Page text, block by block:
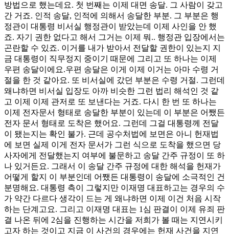
방법으로 했는데요. 첫 번째는 이제 대면 송달. 그 사람이 갖고
간 거죠. 인적 송달, 인적에 의해서 송달한 부분. 그 부분은 행
정관이 대통령 비서실 행정관이 받았는데 이제 사인을 안 했
죠. 자기 권한 없다고 해서 그거는 이제 뭐.. 행정관 입장에서는
곤란할 수 있죠. 이거를 내가 받아서 전달할 권한이 있는지 지
금 대통령이 직무정지 중이기 때문에 그리고 또 하나는 이제
우편 송달이에요.우편 송달은 이게 이제 이거는 아마 수령 거
절을 한 것 같아요. 또 비서실에 갔던 부분은 수령 거절. 그런데
왜냐하면 비서실 입장도 아까 비슷한 그런 법리 해석인 것 같
고 이제 이제 관저로 또 보낸다는 거죠. 다시 한 번 또 하나는
이제 전자문서 형태로 송달한 부분이 있는데 이 부분은 어쨌든
전자 문서 형태로 도착은 했어요. 그런데 그걸 대통령께 전달
이 됐는지는 확인 불가. 근데 공수처법에 보면은 아니 헌재법
에 보면 실제 이게 전자 문서가 그런 식으로 도착을 했으면 당
사자에게 전달했는지 여부에 불문하고 송달 간주 규정이 또 하
나 있거든요. 그래서 이 송달 간주 규정에 대한 해석을 헌재가
어떻게 할지 이 부분인데 어쨌든 대통령이 송달에 소극적인 건
분명해요. 대통령 측이 그렇지만 이재명 대표하고는 경우의 수
가 약간 다르다 생각이 드는 게 왜냐하면 이제 이건 처음 시작
하는 단계고요. 그리고 이재명 대표는 1심 판결이 이제 유죄 판
결 나온 뒤에 2심을 진행하는 시간을 저희가 볼 때는 지연시키
고자 하는 것이고 지금 이 사건의 경우에는 헌재 사건을 지연